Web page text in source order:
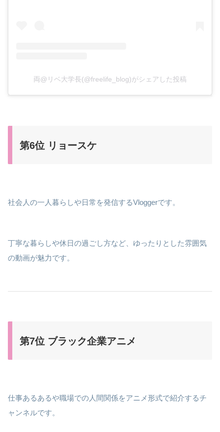
両@リベ大学長(@freelife_blog)がシェアした投稿
第6位 リョースケ
社会人の一人暮らしや日常を発信するVloggerです。
丁寧な暮らしや休日の過ごし方など、ゆったりとした雰囲気
の動画が魅力です。
第7位 ブラック企業アニメ
仕事あるあるや職場での人間関係をアニメ形式で紹介するチ
ャンネルです。